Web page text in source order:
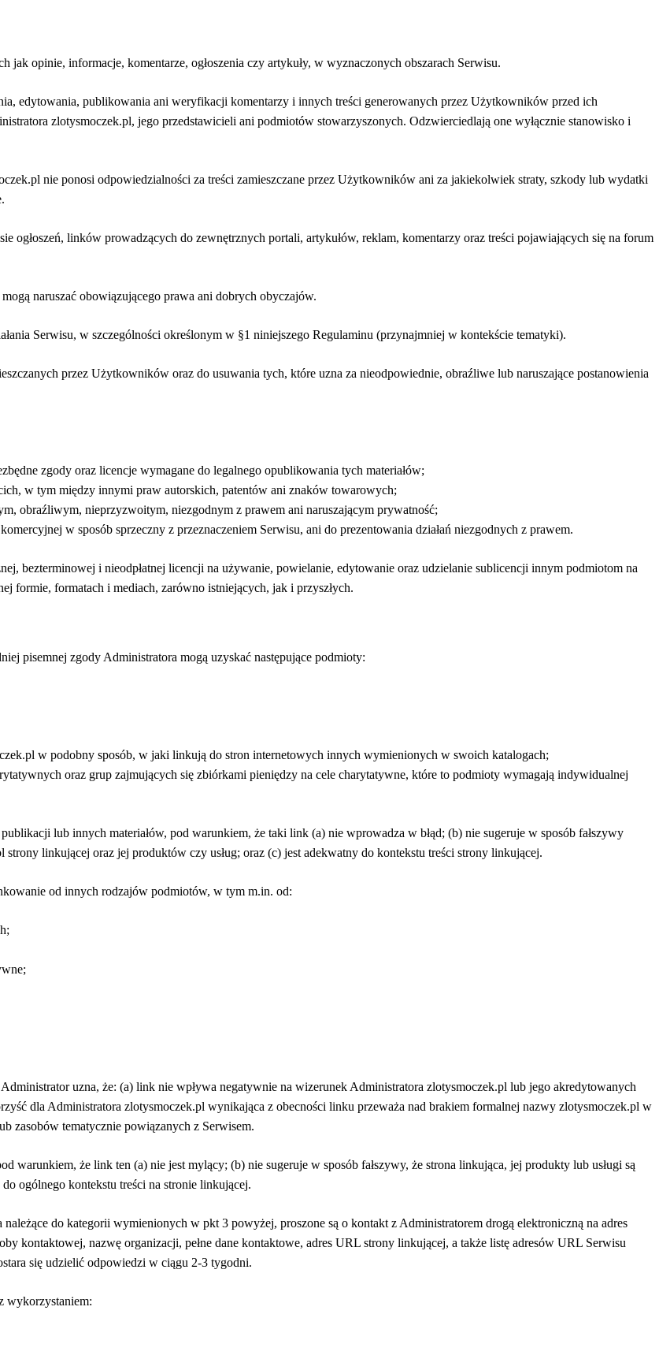
opinie, informacje, komentarze, ogłoszenia czy artykuły, w wyznaczonych obszarach Serwisu.
edytowania, publikowania ani weryfikacji komentarzy i innych treści generowanych przez Użytkowników przed ich
zlotysmoczek.pl, jego przedstawicieli ani podmiotów stowarzyszonych. Odzwierciedlają one wyłącznie stanowisko i
nie ponosi odpowiedzialności za treści zamieszczane przez Użytkowników ani za jakiekolwiek straty, szkody lub wydatki
ogłoszeń, linków prowadzących do zewnętrznych portali, artykułów, reklam, komentarzy oraz treści pojawiających się na forum
naruszać obowiązującego prawa ani dobrych obyczajów.
Serwisu, w szczególności określonym w §1 niniejszego Regulaminu (przynajmniej w kontekście tematyki).
przez Użytkowników oraz do usuwania tych, które uzna za nieodpowiednie, obraźliwe lub naruszające postanowienia
zgody oraz licencje wymagane do legalnego opublikowania tych materiałów;
w tym między innymi praw autorskich, patentów ani znaków towarowych;
obraźliwym, nieprzyzwoitym, niezgodnym z prawem ani naruszającym prywatność;
w sposób sprzeczny z przeznaczeniem Serwisu, ani do prezentowania działań niezgodnych z prawem.
bezterminowej i nieodpłatnej licencji na używanie, powielanie, edytowanie oraz udzielanie sublicencji innym podmiotom na
formie, formatach i mediach, zarówno istniejących, jak i przyszłych.
pisemnej zgody Administratora mogą uzyskać następujące podmioty:
w podobny sposób, w jaki linkują do stron internetowych innych wymienionych w swoich katalogach;
oraz grup zajmujących się zbiórkami pieniędzy na cele charytatywne, które to podmioty wymagają indywidualnej
lub innych materiałów, pod warunkiem, że taki link (a) nie wprowadza w błąd; (b) nie sugeruje w sposób fałszywy
linkującej oraz jej produktów czy usług; oraz (c) jest adekwatny do kontekstu treści strony linkującej.
od innych rodzajów podmiotów, w tym m.in. od:
uzna, że: (a) link nie wpływa negatywnie na wizerunek Administratora zlotysmoczek.pl lub jego akredytowanych
dla Administratora zlotysmoczek.pl wynikająca z obecności linku przeważa nad brakiem formalnej nazwy zlotysmoczek.pl w
zasobów tematycznie powiązanych z Serwisem.
warunkiem, że link ten (a) nie jest mylący; (b) nie sugeruje w sposób fałszywy, że strona linkująca, jej produkty lub usługi są
ogólnego kontekstu treści na stronie linkującej.
do kategorii wymienionych w pkt 3 powyżej, proszone są o kontakt z Administratorem drogą elektroniczną na adres
kontaktowej, nazwę organizacji, pełne dane kontaktowe, adres URL strony linkującej, a także listę adresów URL Serwisu
się udzielić odpowiedzi w ciągu 2-3 tygodni.
wykorzystaniem: